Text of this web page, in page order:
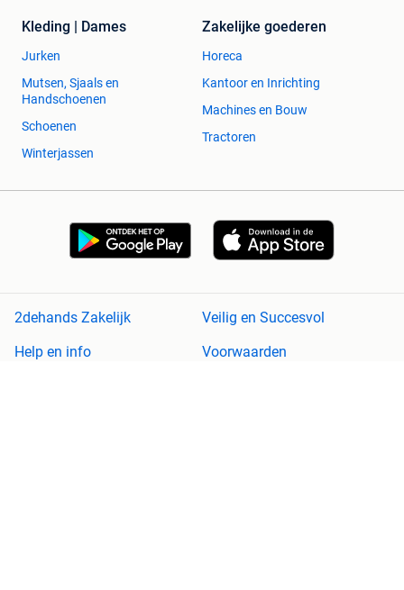
Kleding | Dames
Jurken
Mutsen, Sjaals en
Handschoenen
Schoenen
Winterjassen
Zakelijke goederen
Horeca
Kantoor en Inrichting
Machines en Bouw
Tractoren
2dehands Zakelijk
Veilig en Succesvol
Help en info
Voorwaarden